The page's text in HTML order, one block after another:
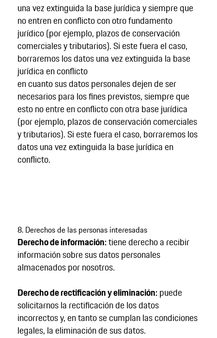
una vez extinguida la base jurídica y siempre que
no entren en conflicto con otro fundamento
jurídico (por ejemplo, plazos de conservación
comerciales y tributarios). Si este fuera el caso,
borraremos los datos una vez extinguida la base
jurídica en conflicto
en cuanto sus datos personales dejen de ser
necesarios para los fines previstos, siempre que
esto no entre en conflicto con otra base jurídica
(por ejemplo, plazos de conservación comerciales
y tributarios). Si este fuera el caso, borraremos los
datos una vez extinguida la base jurídica en
conflicto.
8. Derechos de las personas interesadas
Derecho de información:tiene derecho a recibir
información sobre sus datos personales
almacenados por nosotros.
Derecho de rectificación y eliminación:puede
solicitarnos la rectificación de los datos
incorrectos y, en tanto se cumplan las condiciones
legales, la eliminación de sus datos.